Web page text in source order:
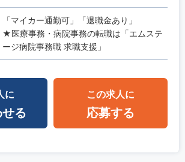
「マイカー通勤可」「退職金あり」
★医療事務・病院事務の転職は「エムステ
ージ病院事務職 求職支援」
に
る
この求人に
応募する